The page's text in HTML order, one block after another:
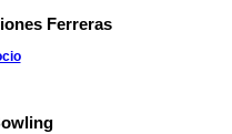
Ferreras